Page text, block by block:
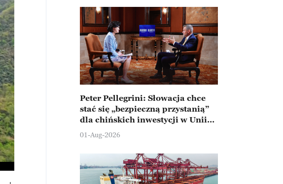
Peter Pellegrini: Słowacja chce
stać się „bezpieczną przystanią”
dla chińskich inwestycji w Unii
Europejskiej
01-Aug-2026